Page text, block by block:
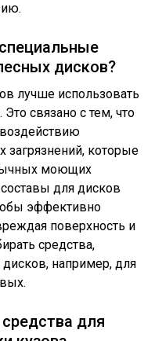
дисков?
лучше использовать
связано с тем, что
загрязнений, которые
моющих
для дисков
эффективно
поверхность и
средства,
например, для
для